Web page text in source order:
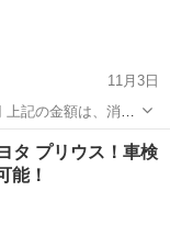
11月3日
色：グリーン 型
プリウス！車検
能！